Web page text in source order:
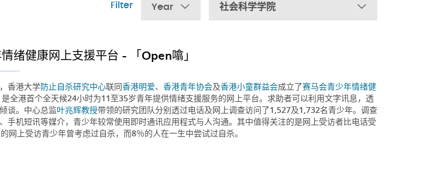
Filter Year 社会科学学院
绪健康网上支援平台 - 「Open噏」
香港大学防止自杀研究中心联同香港明爱、 香港青年协会及香港小童群益会成立了赛马会青少年情绪健
全港首个全天候24小时为11至35岁青年提供情绪支援服务的网上平台。求助者可以利用文字讯息，透
谈。中心总监叶兆辉教授带领的研究团队分别透过电话及网上调查访问了1,527及1,732名青少年。调查
手机短讯等媒介，青少年较常使用即时通讯应用程式与人沟通。其中值得关注的是网上受访者比电话受
网上受访青少年曾考虑过自杀，而8％的人在一生中尝试过自杀。